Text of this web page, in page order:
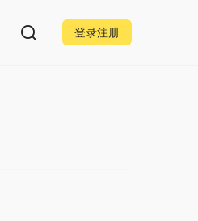
登录注册